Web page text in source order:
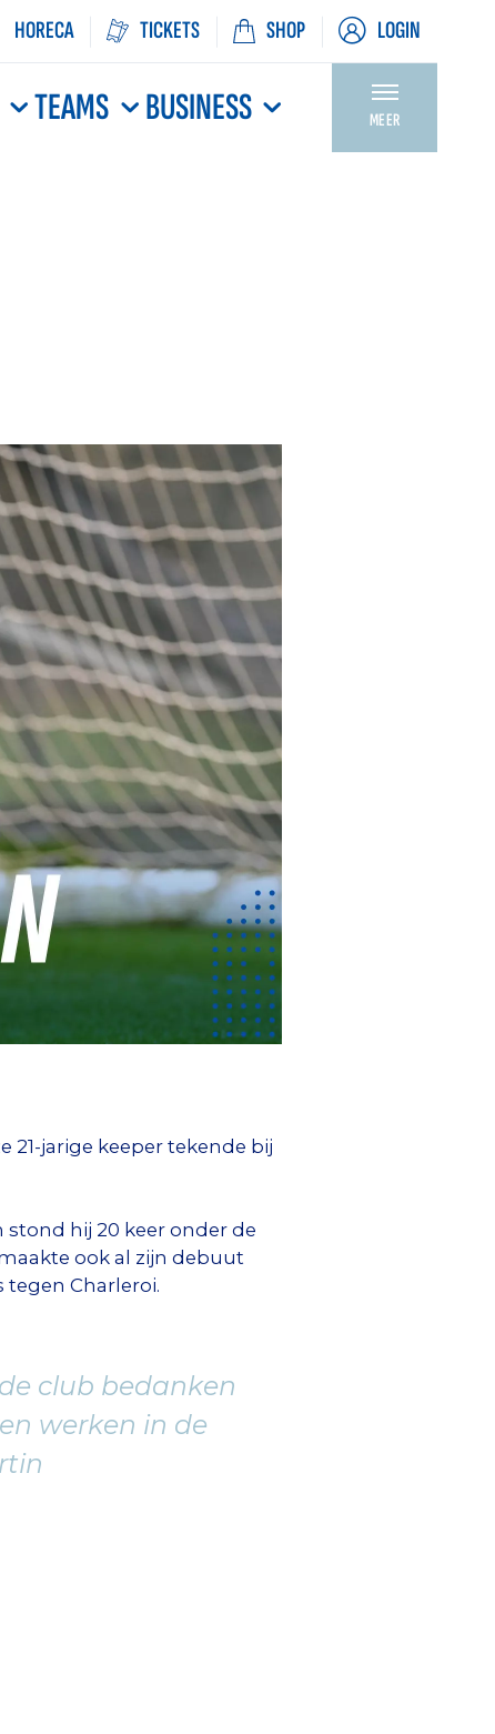
HORECA TICKETS SHOP LOGIN
TEAMS BUSINESS MEER
21-jarige keeper tekende bij
stond hij 20 keer onder de
ook al zijn debuut
tegen Charleroi.
club bedanken
werken in de